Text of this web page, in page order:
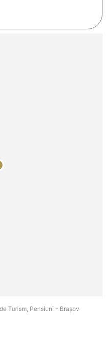
Turism, Pensiuni - Braşov